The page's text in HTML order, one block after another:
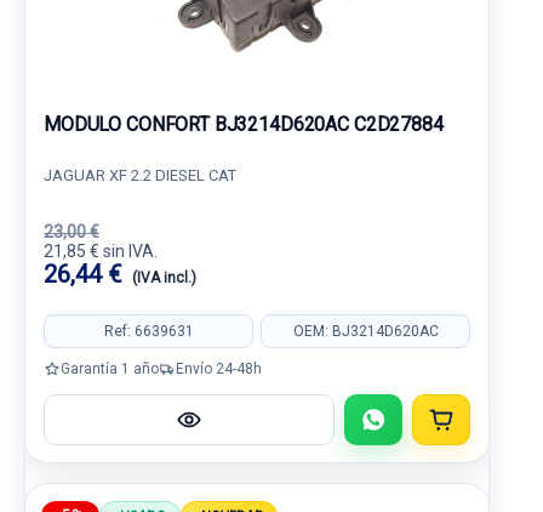
MODULO CONFORT BJ3214D620AC C2D27884
JAGUAR XF 2.2 DIESEL CAT
23,00 €
21,85 € sin IVA.
26,44 € (IVA incl.)
Ref: 6639631 OEM: BJ3214D620AC
Garantía 1 año Envío 24-48h